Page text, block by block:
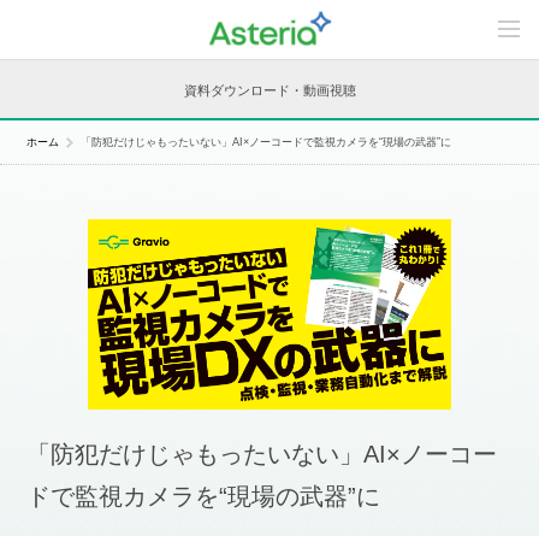
C
n
n
資料ダウンロード・動画視聴
ホーム 「防犯だけじゃもったいない」AI×ノーコードで監視カメラを“現場の武器”に
「防犯だけじゃもったいない」AI×ノーコー
ドで監視カメラを“現場の武器”に